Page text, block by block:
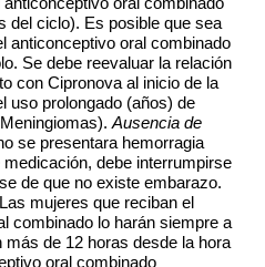
del ciclo). Es posible que sea
anticonceptivo oral combinado
Se debe reevaluar la relación
con Cipronova al inicio de la
uso prolongado (años) de
Ausencia de
se presentara hemorragia
debe interrumpirse
de que no existe embarazo.
Las mujeres que reciban el
combinado lo harán siempre a
de 12 horas desde la hora
oral combinado